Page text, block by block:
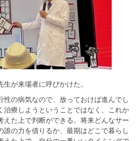
が来場者に呼びかけた。
性の病気なので、放っておけば進んでし
治療しようということではなく、これか
えた上で判断ができる。将来どんなサー
誰の力を借りるか、最期はどこで暮らし